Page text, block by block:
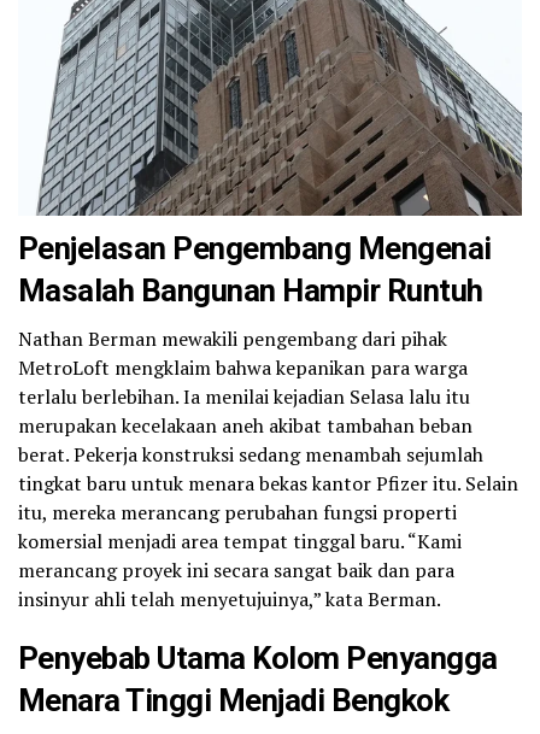
Penjelasan Pengembang Mengenai
Masalah Bangunan Hampir Runtuh
Nathan Berman mewakili pengembang dari pihak
MetroLoft mengklaim bahwa kepanikan para warga
terlalu berlebihan. Ia menilai kejadian Selasa lalu itu
merupakan kecelakaan aneh akibat tambahan beban
berat. Pekerja konstruksi sedang menambah sejumlah
tingkat baru untuk menara bekas kantor Pfizer itu. Selain
itu, mereka merancang perubahan fungsi properti
komersial menjadi area tempat tinggal baru. “Kami
merancang proyek ini secara sangat baik dan para
insinyur ahli telah menyetujuinya,” kata Berman.
Penyebab Utama Kolom Penyangga
Menara Tinggi Menjadi Bengkok